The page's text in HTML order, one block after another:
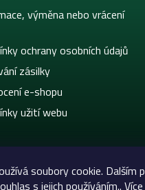
soubory cookie. Dalším
s jejich používáním..
výměna nebo vrácení
ochrany osobních údajů
zásilky
e-shopu
užití webu